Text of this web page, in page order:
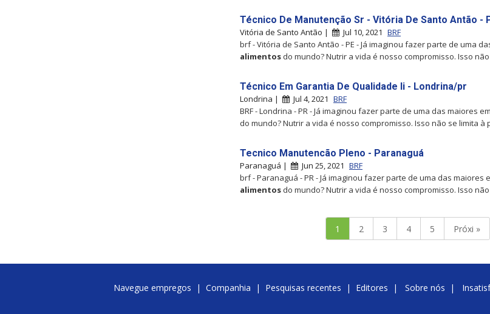
Técnico De Manutenção Sr - Vitória De Santo Antão -
Vitória de Santo Antão | Jul 10, 2021 BRF
brf - Vitória de Santo Antão - PE - Já imaginou fazer parte de uma
alimentos do mundo? Nutrir a vida é nosso compromisso. Isso
Técnico Em Garantia De Qualidade Ii - Londrina/pr
Londrina | Jul 4, 2021 BRF
BRF - Londrina - PR - Já imaginou fazer parte de uma das maiores
do mundo? Nutrir a vida é nosso compromisso. Isso não se limita à
Tecnico Manutencão Pleno - Paranaguá
Paranaguá | Jun 25, 2021 BRF
brf - Paranaguá - PR - Já imaginou fazer parte de uma das maiores
alimentos do mundo? Nutrir a vida é nosso compromisso. Isso
1 2 3 4 5 Próxi »
Navegue empregos | Companhia | Pesquisas recentes | Editores | Sobre nós |